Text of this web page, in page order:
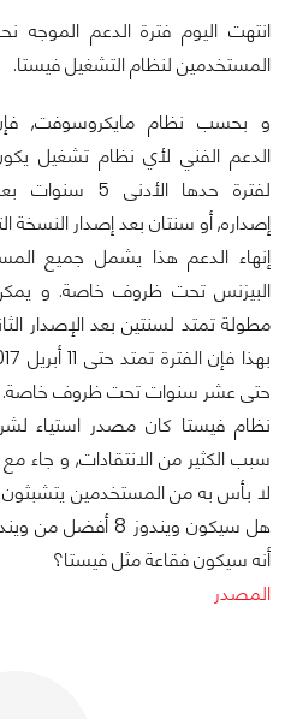
انتهت اليوم فترة الدعم الموجه
المستخدمين لنظام التشغيل فيستا.
و بحسب نظام مايكروسوفت,
الدعم الفني لأي نظام تشغيل
لفترة حدها الأدنى 5
إصداره, أو سنتان بعد إصدار النسخة
إنهاء الدعم هذا يشمل جميع
البيزنس تحت ظروف خاصة. و
حتى عشر سنوات تحت ظروف خاصة.
نظام فيستا كان مصدر استياء
سبب الكثير من الانتقادات, و
أنه سيكون فقاعة مثل فيستا؟
المصدر